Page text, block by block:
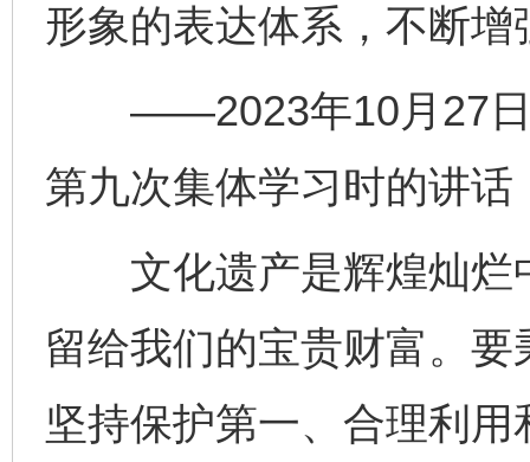
形象的表达体系，不断
——2023年10月27日
第九次集体学习时的讲话
文化遗产是辉煌灿烂
留给我们的宝贵财富。
坚持保护第一、合理利